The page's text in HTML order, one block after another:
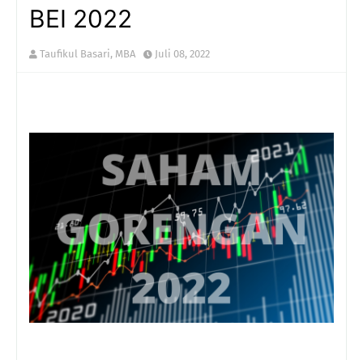
BEI 2022
Taufikul Basari, MBA Juli 08, 2022